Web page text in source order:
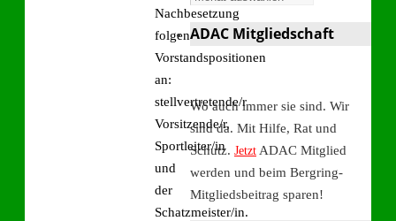
Nachbesetzung
folgender
Vorstandspositionen
an:
stellvertretende/r
Vorsitzende/r,
Sportleiter/in
und
der
Schatzmeister/in.
ADAC Mitgliedschaft
Wo auch immer sie sind. Wir
sind da. Mit Hilfe, Rat und
Schutz. Jetzt ADAC Mitglied
werden und beim Bergring-
Mitgliedsbeitrag sparen!